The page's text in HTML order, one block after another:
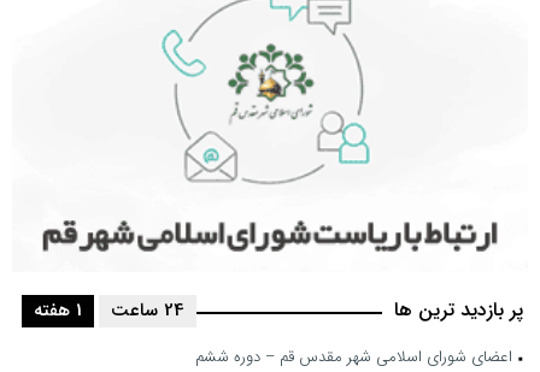
پر بازدید ترین ها 1 هفته 24 ساعت
اعضای شورای اسلامی شهر مقدس قم – دوره ششم